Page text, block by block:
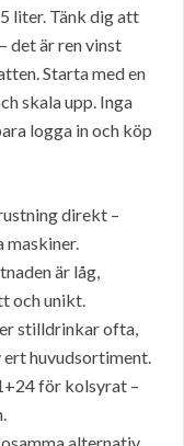
liter. Tänk dig att
det är ren vinst
Starta med en
skala upp. Inga
logga in och köp
direkt –
maskiner.
är låg,
och unikt.
stilldrinkar ofta,
huvudsortiment.
för kolsyrat –